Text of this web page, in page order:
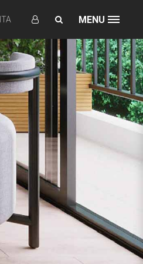
ITA MENU